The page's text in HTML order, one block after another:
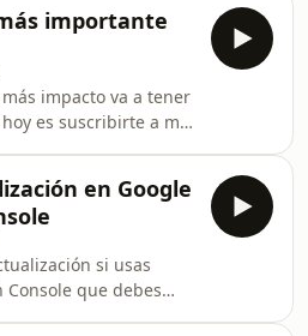
welcomeMis
rankpromptConviértete
de este podcast:
podcast/seo-
importante
impacto va a tener
es suscribirte a mis
make para
diario con la acción
impacto puede tener
Libro “Lo único”
podcast Grandes
en Google
si usas
Console que debes